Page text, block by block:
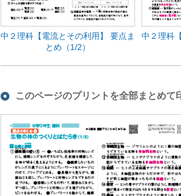
中２理科【電流とその利用】 要点ま
とめ（1/2）
中２理科
このページのプリントを全部まとめて